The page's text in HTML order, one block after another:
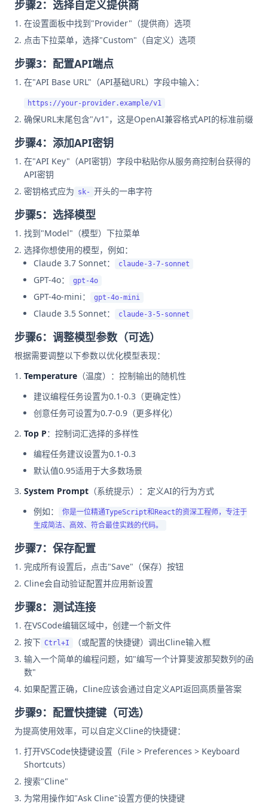
步骤2：选择自定义提供商
在设置面板中找到"Provider"（提供商）选项
点击下拉菜单，选择"Custom"（自定义）选项
步骤3：配置API端点
在"API Base URL"（API基础URL）字段中输入：
确保URL末尾包含"/v1"，这是OpenAI兼容格式API的标准前缀
步骤4：添加API密钥
在"API Key"（API密钥）字段中粘贴你从服务商控制台获得的
API密钥
密钥格式应为 sk- 开头的一串字符
步骤5：选择模型
找到"Model"（模型）下拉菜单
选择你想使用的模型，例如：
Claude 3.7 Sonnet：
claude-3-7-sonnet
GPT-4o： gpt-4o
GPT-4o-mini： gpt-4o-mini
Claude 3.5 Sonnet： claude-3-5-sonnet
步骤6：调整模型参数（可选）
根据需要调整以下参数以优化模型表现：
Temperature （温度）：控制输出的随机性
建议编程任务设置为0.1-0.3（更确定性）
创意任务可设置为0.7-0.9（更多样化）
Top P：控制词汇选择的多样性
编程任务建议设置为0.1-0.3
默认值0.95适用于大多数场景
System Prompt （系统提示）：定义AI的行为方式
例如：
你是一位精通TypeScript和React的资深工程师，专注于
生成简洁、高效、符合最佳实践的代码。
步骤7：保存配置
完成所有设置后，点击"Save"（保存）按钮
Cline会自动验证配置并应用新设置
步骤8：测试连接
在VSCode编辑区域中，创建一个新文件
按下 Ctrl+I
（或配置的快捷键）调出Cline输入框
输入一个简单的编程问题，如"编写一个计算斐波那契数列的函
数"
如果配置正确，Cline应该会通过自定义API返回高质量答案
步骤9：配置快捷键（可选）
为提高使用效率，可以自定义Cline的快捷键：
打开VSCode快捷键设置（File > Preferences > Keyboard
Shortcuts）
搜索"Cline"
为常用操作如"Ask Cline"设置方便的快捷键